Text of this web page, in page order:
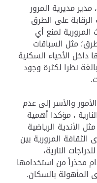
مديرية المرور
على الطرق
المرورية لمنع أي
مثل السباقات
داخل الأحياء السكنية
نظرا لكثرة وجود
والأسر إلى عدم
، مؤكدا أهمية
الأندية الرياضية
المرورية بين
النارية،
محذراً من استخدامها
المأهولة بالسكان.